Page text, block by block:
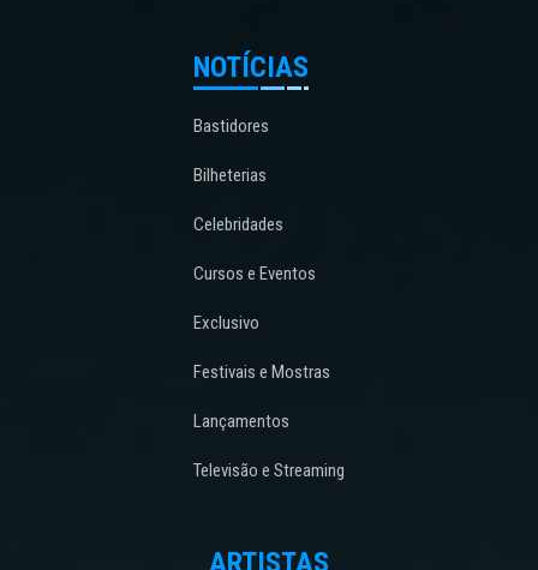
NOTÍCIAS
Bastidores
Bilheterias
Celebridades
Cursos e Eventos
Exclusivo
Festivais e Mostras
Lançamentos
Televisão e Streaming
ARTISTAS